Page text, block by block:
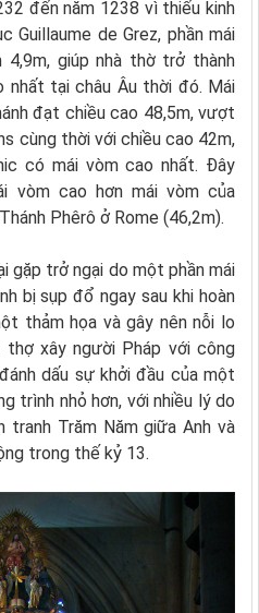
đến năm 1238 vì thiếu kinh
Guillaume de Grez, phần mái
giúp nhà thờ trở thành
nhất tại châu Âu thời đó. Mái
đạt chiều cao 48,5m, vượt
cùng thời với chiều cao 42m,
có mái vòm cao nhất. Đây
vòm cao hơn mái vòm của
Phêrô ở Rome (46,2m).
gặp trở ngại do một phần mái
bị sụp đổ ngay sau khi hoàn
thảm họa và gây nên nỗi lo
xây người Pháp với công
dấu sự khởi đầu của một
trình nhỏ hơn, với nhiều lý do
tranh Trăm Năm giữa Anh và
trong thế kỷ 13.